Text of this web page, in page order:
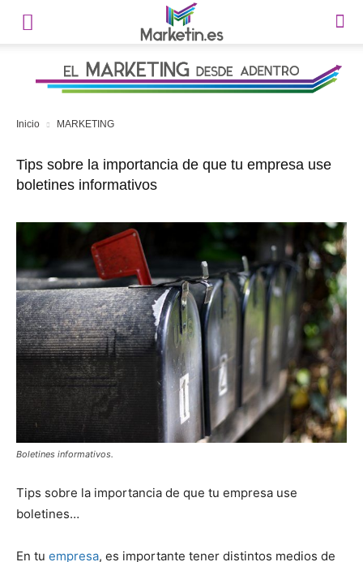
Inicio MARKETING
Tips sobre la importancia de que tu empresa use
boletines informativos
Boletines informativos.
Tips sobre la importancia de que tu empresa use
boletines…
En tu empresa, es importante tener distintos medios de